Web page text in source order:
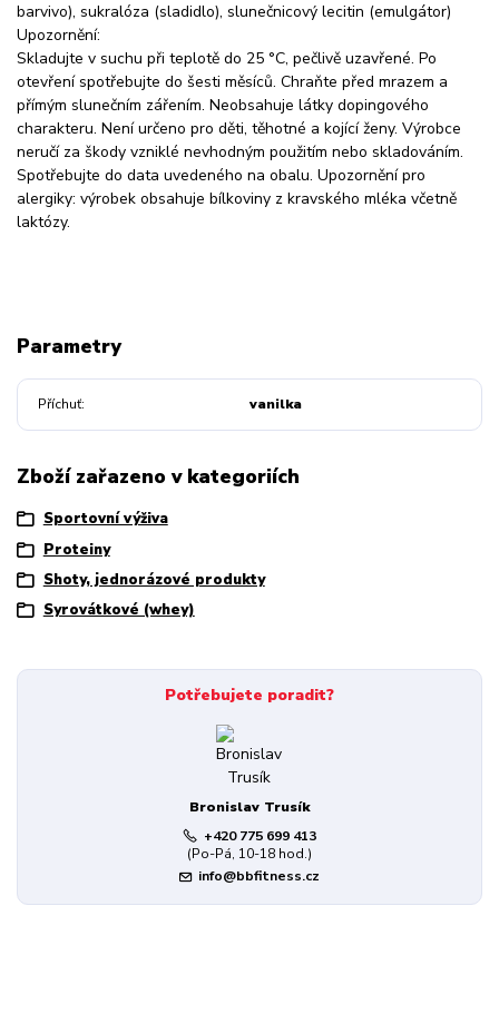
barvivo), sukralóza (sladidlo), slunečnicový lecitin (emulgátor)
Upozornění:
Skladujte v suchu při teplotě do 25 °C, pečlivě uzavřené. Po
otevření spotřebujte do šesti měsíců. Chraňte před mrazem a
přímým slunečním zářením. Neobsahuje látky dopingového
charakteru. Není určeno pro děti, těhotné a kojící ženy. Výrobce
neručí za škody vzniklé nevhodným použitím nebo skladováním.
Spotřebujte do data uvedeného na obalu. Upozornění pro
alergiky: výrobek obsahuje bílkoviny z kravského mléka včetně
laktózy.
Parametry
Příchuť vanilka
Zboží zařazeno v kategoriích
Sportovní výživa
Proteiny
Shoty, jednorázové produkty
Syrovátkové (whey)
Potřebujete poradit?
Bronislav Trusík
+420 775 699 413
(Po-Pá, 10-18 hod.)
info@bbfitness.cz